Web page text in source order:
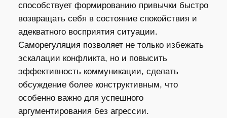
способствует формированию привычки быстро
возвращать себя в состояние спокойствия и
адекватного восприятия ситуации.
Саморегуляция позволяет не только избежать
эскалации конфликта, но и повысить
эффективность коммуникации, сделать
обсуждение более конструктивным, что
особенно важно для успешного
аргументирования без агрессии.